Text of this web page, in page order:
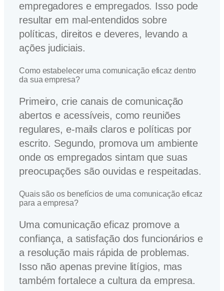
empregadores e empregados. Isso pode
resultar em mal-entendidos sobre
políticas, direitos e deveres, levando a
ações judiciais.
Como estabelecer uma comunicação eficaz dentro
da sua empresa?
Primeiro, crie canais de comunicação
abertos e acessíveis, como reuniões
regulares, e-mails claros e políticas por
escrito. Segundo, promova um ambiente
onde os empregados sintam que suas
preocupações são ouvidas e respeitadas.
Quais são os benefícios de uma comunicação eficaz
para a empresa?
Uma comunicação eficaz promove a
confiança, a satisfação dos funcionários e
a resolução mais rápida de problemas.
Isso não apenas previne litígios, mas
também fortalece a cultura da empresa.